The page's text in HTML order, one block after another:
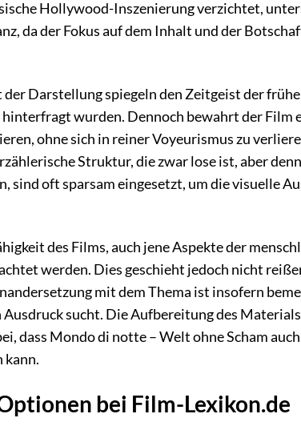
Hollywood-Inszenierung verzichtet,
da der Fokus auf dem Inhalt und der
Darstellung spiegeln den Zeitgeist der
wurden. Dennoch bewahrt der Film
ohne sich in reiner Voyeurismus zu
Struktur, die zwar lose ist, aber
sind oft sparsam eingesetzt, um die visuelle
des Films, auch jene Aspekte der
werden. Dies geschieht jedoch nicht
mit dem Thema ist insofern
sucht. Die Aufbereitung des
dass Mondo di notte – Welt ohne Scham
kann.
bei Film-Lexikon.de